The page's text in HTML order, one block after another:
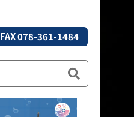
FAX 078-361-1484